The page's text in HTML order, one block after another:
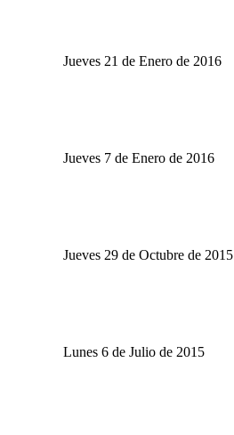
Jueves 21 de Enero de 2016
Jueves 7 de Enero de 2016
Jueves 29 de Octubre de 2015
Lunes 6 de Julio de 2015